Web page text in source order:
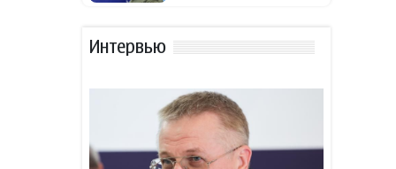
19:28
Гави покрасил волосы в
В Астаре изъяли 18 кг
наркотиков
- ВИДЕО
Интервью